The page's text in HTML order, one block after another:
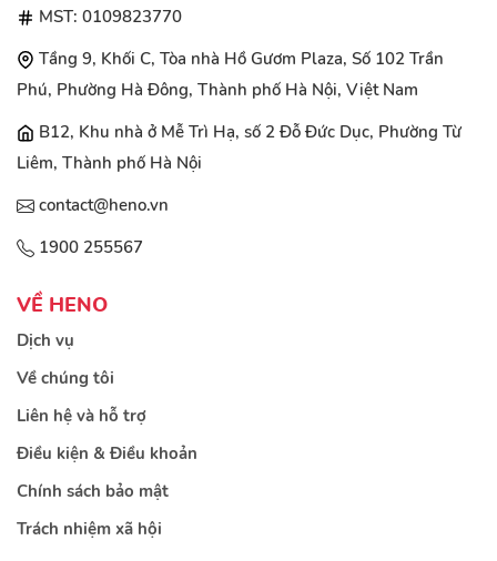
MST: 0109823770
Tầng 9, Khối C, Tòa nhà Hồ Gươm Plaza, Số 102 Trần
Phú, Phường Hà Đông, Thành phố Hà Nội, Việt Nam
B12, Khu nhà ở Mễ Trì Hạ, số 2 Đỗ Đức Dục, Phường Từ
Liêm, Thành phố Hà Nội
contact@heno.vn
1900 255567
VỀ HENO
Dịch vụ
Về chúng tôi
Liên hệ và hỗ trợ
Điều kiện & Điều khoản
Chính sách bảo mật
Trách nhiệm xã hội